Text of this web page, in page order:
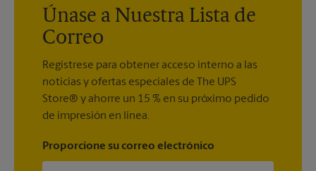
Únase a Nuestra Lista de
Correo
Regístrese para obtener acceso interno a las
noticias y ofertas especiales de The UPS
Store® y ahorre un 15 % en su próximo pedido
de impresión en línea.
Proporcione su correo electrónico